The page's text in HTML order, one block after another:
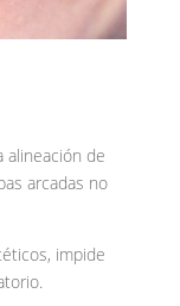
de
arcadas no
impide